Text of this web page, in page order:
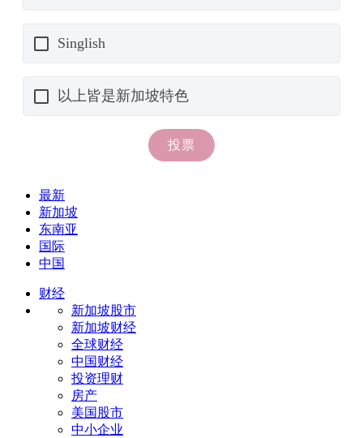
最新
新加坡
东南亚
国际
中国
财经
新加坡股市
新加坡财经
全球财经
中国财经
投资理财
房产
美国股市
中小企业